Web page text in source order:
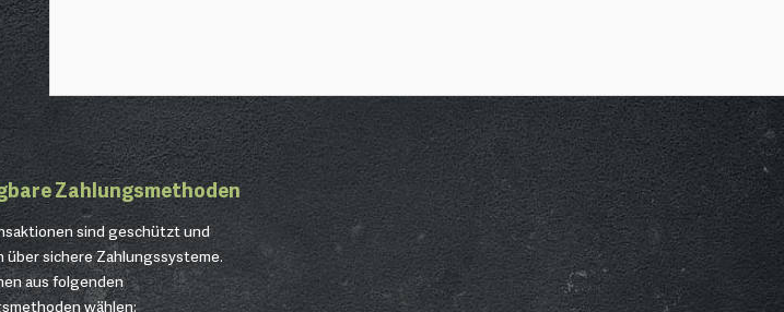
Zahlungsmethoden
sind geschützt und
über sichere Zahlungssysteme.
aus folgenden
wählen: